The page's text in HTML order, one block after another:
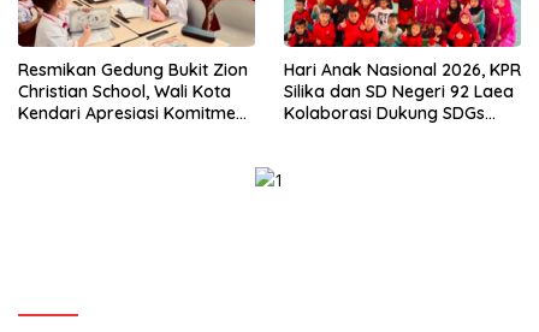
Resmikan Gedung Bukit Zion
Christian School, Wali Kota
Kendari Apresiasi Komitmen
Hari Anak Nasional 2026, KPR
Silika dan SD Negeri 92 Laea
Kolaborasi Dukung SDGs